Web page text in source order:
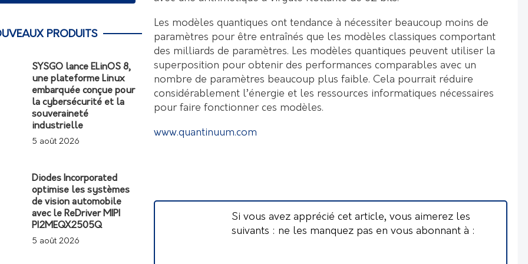
Les modèles quantiques ont tendance à nécessiter beaucoup moins de
paramètres pour être entraînés que les modèles classiques comportant
des milliards de paramètres. Les modèles quantiques peuvent utiliser la
superposition pour obtenir des performances comparables avec un
nombre de paramètres beaucoup plus faible. Cela pourrait réduire
considérablement l’énergie et les ressources informatiques nécessaires
pour faire fonctionner ces modèles.
www.quantinuum.com
Si vous avez apprécié cet article, vous aimerez les
suivants : ne les manquez pas en vous abonnant à :
PRODUITS
SYSGO lance ELinOS 8,
une plateforme Linux
embarquée conçue pour
la cybersécurité et la
souveraineté
industrielle
5 août 2026
Diodes Incorporated
optimise les systèmes
de vision automobile
avec le ReDriver MIPI
PI2MEQX2505Q
5 août 2026